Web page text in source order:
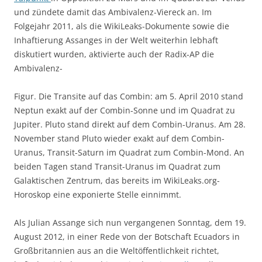
und zündete damit das Ambivalenz-Viereck an. Im
Folgejahr 2011, als die WikiLeaks-Dokumente sowie die
Inhaftierung Assanges in der Welt weiterhin lebhaft
diskutiert wurden, aktivierte auch der Radix-AP die
Ambivalenz-
Figur. Die Transite auf das Combin: am 5. April 2010 stand
Neptun exakt auf der Combin-Sonne und im Quadrat zu
Jupiter. Pluto stand direkt auf dem Combin-Uranus. Am 28.
November stand Pluto wieder exakt auf dem Combin-
Uranus, Transit-Saturn im Quadrat zum Combin-Mond. An
beiden Tagen stand Transit-Uranus im Quadrat zum
Galaktischen Zentrum, das bereits im WikiLeaks.org-
Horoskop eine exponierte Stelle einnimmt.
Als Julian Assange sich nun vergangenen Sonntag, dem 19.
August 2012, in einer Rede von der Botschaft Ecuadors in
Großbritannien aus an die Weltöffentlichkeit richtet,